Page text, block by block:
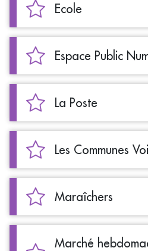
Ecole
Espace Public
La Poste
Les Communes
Maraîchers
Marché